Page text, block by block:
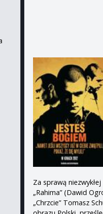
Za sprawą
„Rahima” (Dawid
„Chrzcie” Tomasz